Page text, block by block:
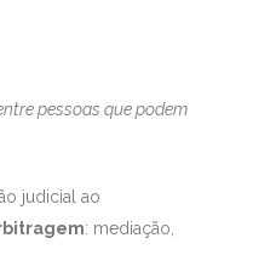
pessoas que podem
judicial ao
: mediação,